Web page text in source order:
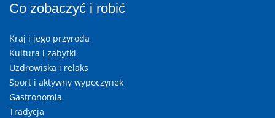
Co zobaczyć i robić
Kraj i jego przyroda
Kultura i zabytki
Uzdrowiska i relaks
Sport i aktywny wypoczynek
Gastronomia
Tradycja